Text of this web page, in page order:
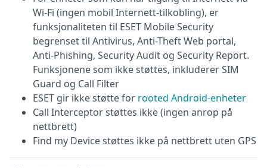
Wi-Fi (ingen mobil Internett-tilkobling), er
funksjonaliteten til ESET Mobile Security
begrenset til Antivirus, Anti-Theft Web portal,
Anti-Phishing, Security Audit og Security Report.
Funksjonene som ikke støttes, inkluderer SIM
Guard og Call Filter
ESET gir ikke støtte for rooted Android-enheter
Call Interceptor støttes ikke (ingen anrop på
nettbrett)
Find my Device støttes ikke på nettbrett uten GPS